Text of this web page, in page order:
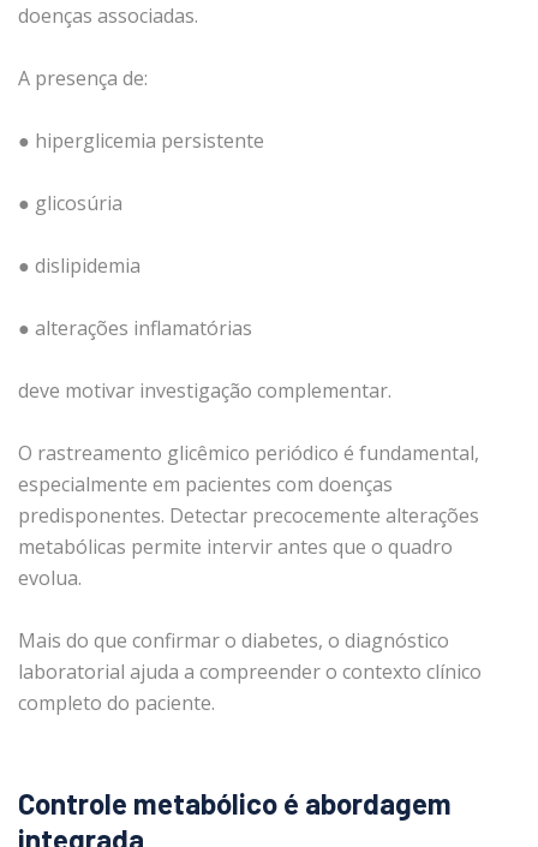
doenças associadas.
A presença de:
● hiperglicemia persistente
● glicosúria
● dislipidemia
● alterações inflamatórias
deve motivar investigação complementar.
O rastreamento glicêmico periódico é fundamental,
especialmente em pacientes com doenças
predisponentes. Detectar precocemente alterações
metabólicas permite intervir antes que o quadro
evolua.
Mais do que confirmar o diabetes, o diagnóstico
laboratorial ajuda a compreender o contexto clínico
completo do paciente.
Controle metabólico é abordagem
integrada